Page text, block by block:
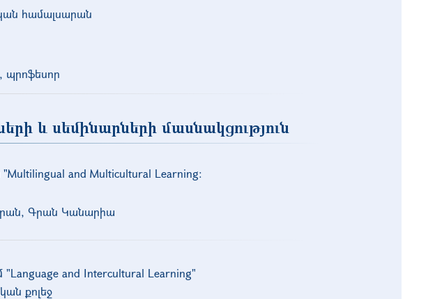
համալսարան
պրոֆեսոր
և սեմինարների մասնակցություն
and Multicultural Learning:
Գրան Կանարիա
and Intercultural Learning"
քոլեջ